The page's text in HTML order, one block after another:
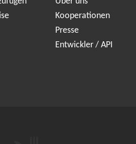
Kooperationen
Presse
Entwickler / API